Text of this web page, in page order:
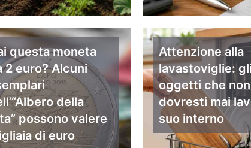
questa moneta
2 euro? Alcuni
della
possono valere
di euro
Attenzione alla
lavastoviglie: gli
oggetti che non
dovresti mai
suo interno